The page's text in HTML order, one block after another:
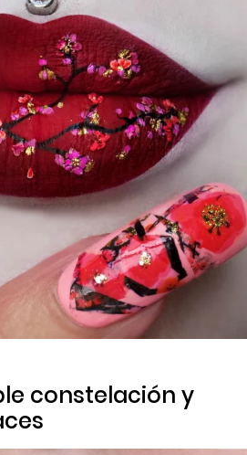
constelación y